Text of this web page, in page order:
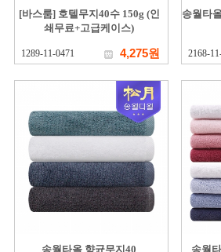
[바스룸] 호텔무지40수 150g (인
쇄무료+고급케이스)
1289-11-0471 4,275원
송월타
2168-
송월타올 향균무지40 송월